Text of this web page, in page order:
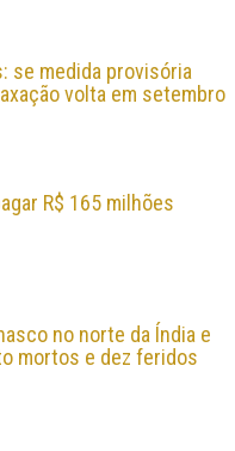
se medida provisória
volta em setembro
R$ 165 milhões
no norte da Índia e
mortos e dez feridos